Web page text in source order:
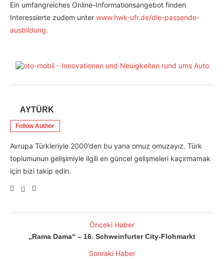
Ein umfangreiches Online-Informationsangebot finden
Interessierte zudem unter www.hwk-ufr.de/die-passende-
ausbildung.
AYTÜRK
Follow Author
Avrupa Türkleriyle 2000’den bu yana omuz omuzayız. Türk
toplumunun gelişimiyle ilgili en güncel gelişmeleri kaçırmamak
için bizi takip edin.
Önceki Haber
„Rama Dama“ – 16. Schweinfurter City-Flohmarkt
Sonraki Haber